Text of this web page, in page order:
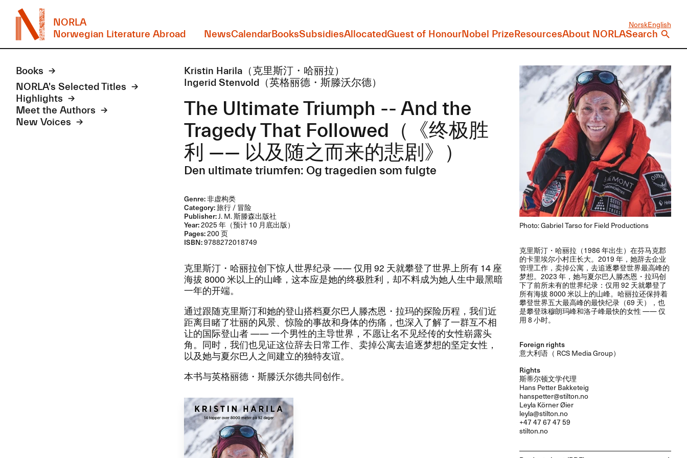
NORLA
Norwegian Literature Abroad
NorskEnglish
NewsCalendarBooksSubsidiesAllocatedGuest of HonourNobel PrizeResourcesAbout NORLASearch
Books
NORLA's Selected Titles
Highlights
Meet the Authors
New Voices
Kristin Harila​（克里斯汀・哈丽拉）
Ingerid Stenvold​（英格丽德・斯滕沃尔德）
The Ultimate Triumph​ --​ And the
Tragedy That Followed​（《终极胜
利 ​—​— ​以及随之而来的悲剧》）
Den ultimate triumfen: Og tragedien som fulgte
Genre:非虚构类
Category:旅行 / 冒险
Publisher:J. M. 斯滕森出版社
Year:2025 年（预计 10 月底出版）
Pages:200 页
ISBN:9788272018749
​克里斯汀・哈丽拉创下惊人世界纪录 ​—​— ​仅用 92​ ​天就攀登了世界上所有 14​ ​座
海拔 8000 ​米以上的山峰，​这本应是她的终极胜利，​却不料成为她人生中最黑暗
一年的开端。​​
​通过跟随克里斯汀和她的登山搭档夏尔巴人滕杰恩・拉玛的探险历程，​我们近
距离目睹了壮丽的风景、​惊险的事故和身体的伤痛，​也深入了解了一群互不相
让的国际登山者 ​—​— ​一个男性的主导世界，​不愿让名不见经传的女性崭露头
角。​同时，​我们也见证这位辞去日常工作、​卖掉公寓去追逐梦想的坚定女性，​
以及她与夏尔巴人之间建立的独特友谊。​​
​本书与英格丽德・斯滕沃尔德共同创作。​​
Photo: Gabriel Tarso for Field Productions
​克里斯汀・哈丽拉​（​1986 ​年出生）​在芬马克郡
的卡里埃尔小村庄长大。​​2019​ ​年，​她辞去企业
管理工作，​卖掉公寓，​去追逐攀登世界最高峰的
梦想。​​2023​ ​年，​她与夏尔巴人滕杰恩・拉玛创
下了前所未有的世界纪录：​仅用 92​ ​天就攀登了
所有海拔 8000 ​米以上的山峰。​哈丽拉还保持着
攀登世界五大最高峰的最快纪录​（​69​ ​天）​，​也
是攀登珠穆朗玛峰和洛子峰最快的女性 ​—​— ​仅
用 8​ ​小时。​​
Foreign rights
意大利语（ RCSMedia Group）
Rights
斯蒂尔顿文学代理
Hans Petter Bakketeig
hanspetter@stilton.no
Leyla Körner Øier
leyla@stilton.no
+47 47 67 47 59
stilton.no